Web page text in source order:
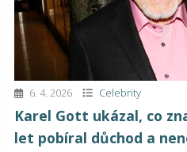
6. 4. 2026 Celebrity
Karel Gott ukázal, co
let pobíral důchod a